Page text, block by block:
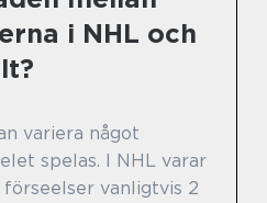
i NHL och
variera något
spelas. I NHL varar
vanligtvis 2